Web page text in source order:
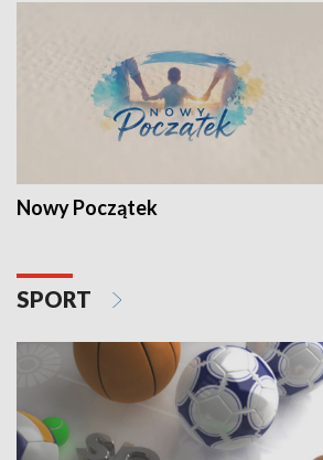
Nowy Początek
SPORT